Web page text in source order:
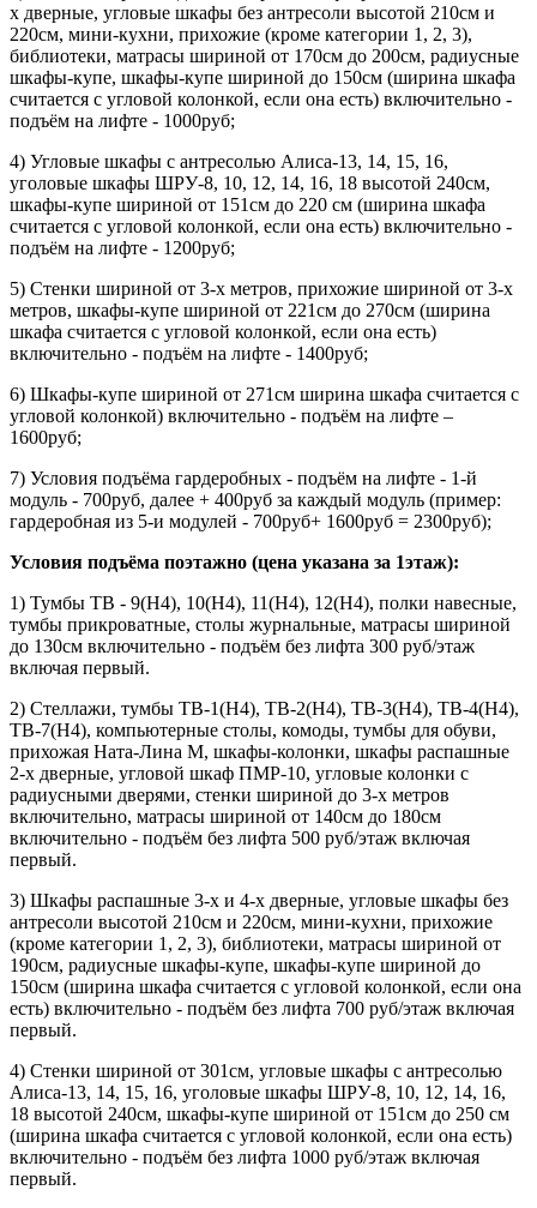
х дверные, угловые шкафы без антресоли высотой 210см и
220см, мини-кухни, прихожие (кроме категории 1, 2, 3),
библиотеки, матрасы шириной от 170см до 200см, радиусные
шкафы-купе, шкафы-купе шириной до 150см (ширина шкафа
считается с угловой колонкой, если она есть) включительно -
подъём на лифте - 1000руб;
4) Угловые шкафы с антресолью Алиса-13, 14, 15, 16,
уголовые шкафы ШРУ-8, 10, 12, 14, 16, 18 высотой 240см,
шкафы-купе шириной от 151см до 220 см (ширина шкафа
считается с угловой колонкой, если она есть) включительно -
подъём на лифте - 1200руб;
5) Стенки шириной от 3-х метров, прихожие шириной от 3-х
метров, шкафы-купе шириной от 221см до 270см (ширина
шкафа считается с угловой колонкой, если она есть)
включительно - подъём на лифте - 1400руб;
6) Шкафы-купе шириной от 271см ширина шкафа считается с
угловой колонкой) включительно - подъём на лифте –
1600руб;
7) Условия подъёма гардеробных - подъём на лифте - 1-й
модуль - 700руб, далее + 400руб за каждый модуль (пример:
гардеробная из 5-и модулей - 700руб+ 1600руб = 2300руб);
Условия подъёма поэтажно (цена указана за 1этаж):
1) Тумбы ТВ - 9(Н4), 10(Н4), 11(Н4), 12(Н4), полки навесные,
тумбы прикроватные, столы журнальные, матрасы шириной
до 130см включительно - подъём без лифта 300 руб/этаж
включая первый.
2) Стеллажи, тумбы ТВ-1(Н4), ТВ-2(Н4), ТВ-3(Н4), ТВ-4(Н4),
ТВ-7(Н4), компьютерные столы, комоды, тумбы для обуви,
прихожая Ната-Лина М, шкафы-колонки, шкафы распашные
2-х дверные, угловой шкаф ПМР-10, угловые колонки с
радиусными дверями, стенки шириной до 3-х метров
включительно, матрасы шириной от 140см до 180см
включительно - подъём без лифта 500 руб/этаж включая
первый.
3) Шкафы распашные 3-х и 4-х дверные, угловые шкафы без
антресоли высотой 210см и 220см, мини-кухни, прихожие
(кроме категории 1, 2, 3), библиотеки, матрасы шириной от
190см, радиусные шкафы-купе, шкафы-купе шириной до
150см (ширина шкафа считается с угловой колонкой, если она
есть) включительно - подъём без лифта 700 руб/этаж включая
первый.
4) Стенки шириной от 301см, угловые шкафы с антресолью
Алиса-13, 14, 15, 16, уголовые шкафы ШРУ-8, 10, 12, 14, 16,
18 высотой 240см, шкафы-купе шириной от 151см до 250 см
(ширина шкафа считается с угловой колонкой, если она есть)
включительно - подъём без лифта 1000 руб/этаж включая
первый.